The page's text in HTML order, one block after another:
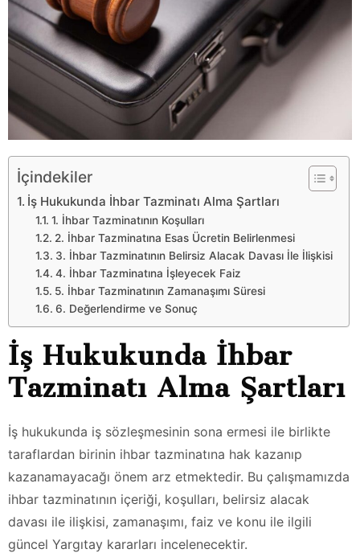
İçindekiler
İş Hukukunda İhbar Tazminatı Alma Şartları
1. İhbar Tazminatının Koşulları
2. İhbar Tazminatına Esas Ücretin Belirlenmesi
3. İhbar Tazminatının Belirsiz Alacak Davası İle İlişkisi
4. İhbar Tazminatına İşleyecek Faiz
5. İhbar Tazminatının Zamanaşımı Süresi
6. Değerlendirme ve Sonuç
İş Hukukunda İhbar
Tazminatı Alma Şartları
İş hukukunda iş sözleşmesinin sona ermesi ile birlikte
taraflardan birinin ihbar tazminatına hak kazanıp
kazanamayacağı önem arz etmektedir. Bu çalışmamızda
ihbar tazminatının içeriği, koşulları, belirsiz alacak
davası ile ilişkisi, zamanaşımı, faiz ve konu ile ilgili
güncel Yargıtay kararları incelenecektir.